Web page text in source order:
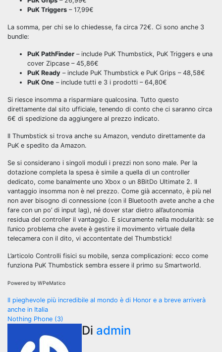
PuK Triggers – 17,99€
La somma, per chi se lo chiedesse, fa circa 72€. Ci sono anche 3
bundle:
PuK PathFinder – include PuK Thumbstick, PuK Triggers e una
cover Zipcase – 45,86€
PuK Ready – include PuK Thumbstick e PuK Grips – 48,58€
PuK One – include tutti e 3 i prodotti – 64,80€
Si riesce insomma a risparmiare qualcosina. Tutto questo
direttamente dal sito ufficiale, tenendo di conto che ci saranno circa
6€ di spedizione da aggiungere al prezzo indicato.
Il Thumbstick si trova anche su Amazon, venduto direttamente da
PuK e spedito da Amazon.
Se si considerano i singoli moduli i prezzi non sono male. Per la
dotazione completa la spesa è simile a quella di un controller
dedicato, come banalmente uno Xbox o un 8BitDo Ultimate 2. Il
vantaggio insomma non è nel prezzo. Come già accennato, è più nel
non aver bisogno di connessione (con il Bluetooth avete anche a che
fare con un po’ di input lag), né dover star dietro all’autonomia
residua del controller il vantaggio. E sicuramente nella modularità: se
l’unico problema che avete è gestire il movimento virtuale della
telecamera con il dito, vi accontentate del Thumbstick!
L’articolo Controlli fisici su mobile, senza complicazioni: ecco come
funziona PuK Thumbstick sembra essere il primo su Smartworld.
Powered by WPeMatico
Navigazione
articoli
Il pieghevole più incredibile al mondo è di Honor e a breve arriverà
anche in Italia
Nothing Phone (3)
Di admin